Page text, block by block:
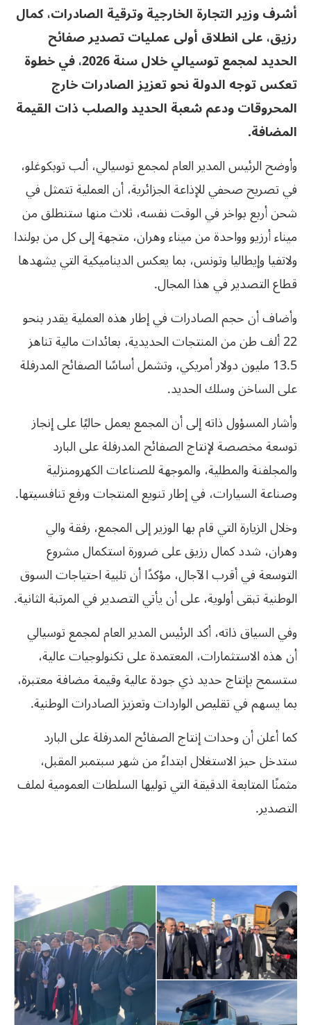
أشرف وزير التجارة الخارجية وترقية الصادرات، كمال
رزيق، على انطلاق أولى عمليات تصدير صفائح
الحديد لمجمع توسيالي خلال سنة 2026، في خطوة
تعكس توجه الدولة نحو تعزيز الصادرات خارج
المحروقات ودعم شعبة الحديد والصلب ذات القيمة
المضافة.
وأوضح الرئيس المدير العام لمجمع توسيالي، ألب توبكوغلو،
في تصريح صحفي للإذاعة الجزائرية، أن العملية تتمثل في
شحن أربع بواخر في الوقت نفسه، ثلاث منها ستنطلق من
ميناء أرزيو وواحدة من ميناء وهران، متجهة إلى كل من بولندا
ولاتفيا وإيطاليا وتونس، بما يعكس الديناميكية التي يشهدها
قطاع التصدير في هذا المجال.
وأضاف أن حجم الصادرات في إطار هذه العملية يقدر بنحو
22 ألف طن من المنتجات الحديدية، بعائدات مالية تناهز
13.5 مليون دولار أمريكي، وتشمل أساسًا الصفائح المدرفلة
على الساخن وسلك الحديد.
وأشار المسؤول ذاته إلى أن المجمع يعمل حاليًا على إنجاز
توسعة مخصصة لإنتاج الصفائح المدرفلة على البارد
والمجلفنة والمطلية، والموجهة للصناعات الكهرومنزلية
وصناعة السيارات، في إطار تنويع المنتجات ورفع تنافسيتها.
وخلال الزيارة التي قام بها الوزير إلى المجمع، رفقة والي
وهران، شدد كمال رزيق على ضرورة استكمال مشروع
التوسعة في أقرب الآجال، مؤكدًا أن تلبية احتياجات السوق
الوطنية تبقى أولوية، على أن يأتي التصدير في المرتبة الثانية.
وفي السياق ذاته، أكد الرئيس المدير العام لمجمع توسيالي
أن هذه الاستثمارات، المعتمدة على تكنولوجيات عالية،
ستسمح بإنتاج حديد ذي جودة عالية وقيمة مضافة معتبرة،
بما يسهم في تقليص الواردات وتعزيز الصادرات الوطنية.
كما أعلن أن وحدات إنتاج الصفائح المدرفلة على البارد
ستدخل حيز الاستغلال ابتداءً من شهر سبتمبر المقبل،
مثمنًا المتابعة الدقيقة التي توليها السلطات العمومية لملف
التصدير.